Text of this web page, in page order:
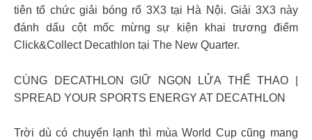
tiên tổ chức giải bóng rổ 3X3 tại Hà Nội. Giải 3X3 này
đánh dấu cột mốc mừng sự kiện khai trương điểm
Click&Collect Decathlon tại The New Quarter.
CÙNG DECATHLON GIỮ NGỌN LỬA THỂ THAO |
SPREAD YOUR SPORTS ENERGY AT DECATHLON
Trời dù có chuyển lạnh thì mùa World Cup cũng mang